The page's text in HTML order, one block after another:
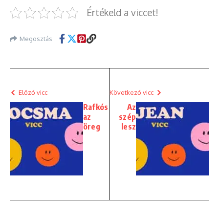
Értékeld a viccet!
Megosztás
Előző vicc
Rafkós
az
öreg
Következő vicc
Az
szép
lesz